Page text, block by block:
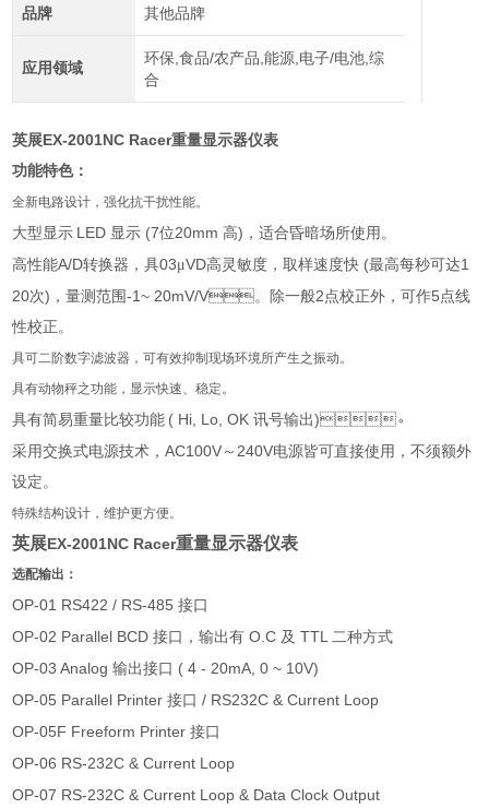
品牌 其他品牌
应用领域
环保,食品/农产品,能源,电子/电池,综
合
英展EX-2001NC Racer重量显示器仪表
功能特色：
全新电路设计，强化抗干扰性能。
大型显示 LED 显示 (7位20mm高) ，适合昏暗场所使用。
高性能A/D转换器，具03μVD高灵敏度，取样速度快 (最高每秒可达1
20次) ，量测范围-1~ 20mV/V。除一般2 点校正外，可作5 点线
性校正。
具可二阶数字滤波器，可有效抑制现场环境所产生之振动。
具有动物秤之功能，显示快速、稳定。
具有简易重量比较功能 ( Hi, Lo, OK讯号输出)。
采用交换式电源技术，AC100V ～240V电源皆可直接使用，不须额外
设定。
特殊结构设计，维护更方便。
英展EX-2001NC Racer重量显示器仪表
选配输出：
OP-01 RS422 / RS-485接口
OP-02 Parallel BCD接口，输出有O.C 及TTL 二种方式
OP-03 Analog输出接口 ( 4 - 20mA, 0 ~ 10V)
OP-05 Parallel Printer接口/ RS232C & Current Loop
OP-05F Freeform Printer接口
OP-06 RS-232C & Current Loop
OP-07 RS-232C & Current Loop & Data Clock Output